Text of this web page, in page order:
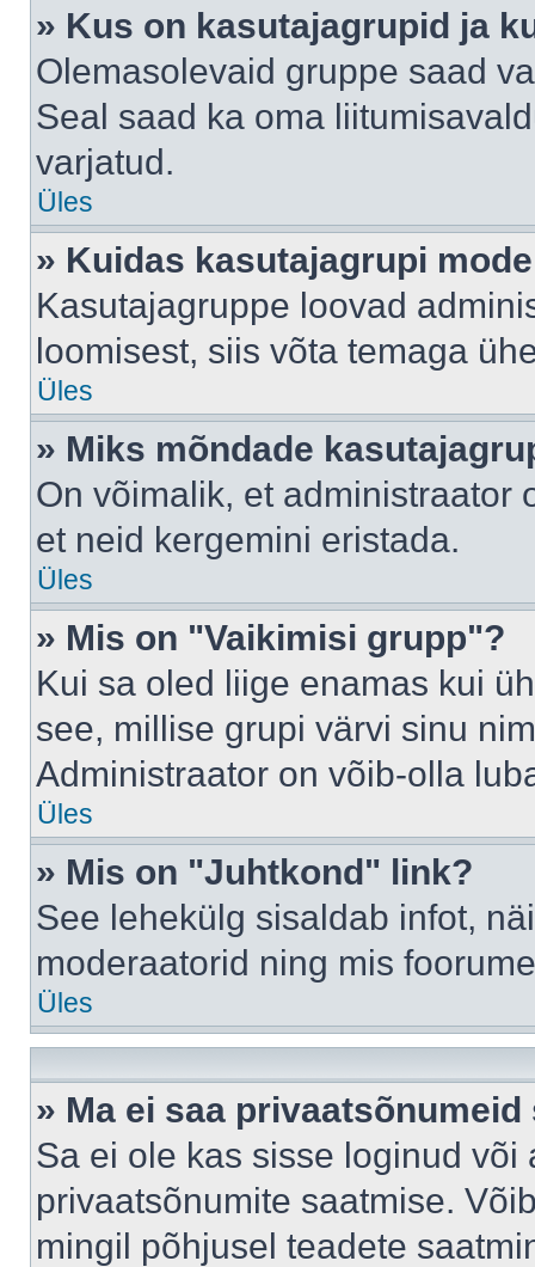
» Kus on kasutajagrupid ja
Olemasolevaid gruppe saad
Seal saad ka oma
varjatud.
Üles
» Kuidas kasutajagrupi
Kasutajagruppe loovad
loomisest, siis võta temaga
Üles
» Miks mõndade
On võimalik, et administraator
et neid kergemini eristada.
Üles
» Mis on "Vaikimisi grupp"?
Kui sa oled liige enamas kui
see, millise grupi värvi sinu
Administraator on võib-olla
Üles
» Mis on "Juhtkond" link?
See lehekülg sisaldab infot,
moderaatorid ning mis
Üles
» Ma ei saa privaatsõnumeid
Sa ei ole kas sisse loginud
privaatsõnumite saatmise.
mingil põhjusel teadete